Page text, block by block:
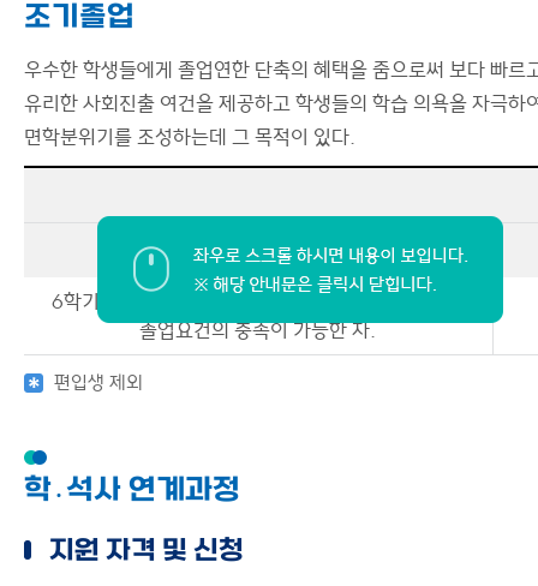
조기졸업
우수한 학생들에게 졸업연한 단축의 혜택을 줌으로써 보다 빠르
유리한 사회진출 여건을 제공하고 학생들의 학습 의욕을 자극하
면학분위기를 조성하는데 그 목적이 있다.
이수학기
6학기 또는 7학기 이수자로서 해당학기 이수로 모든
졸업요건의 충족이 가능한 자.
편입생 제외
학․석사 연계과정
지원 자격 및 신청